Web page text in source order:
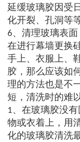
延缓玻璃胶因受
化开裂、孔洞等
6、清理玻璃表面
在进行幕墙更换
手上、衣服上、
胶，那么应该如
理的方法也是不
短，清洗时的难
1、在玻璃胶没
物或衣着上，用
化的玻璃胶清洗